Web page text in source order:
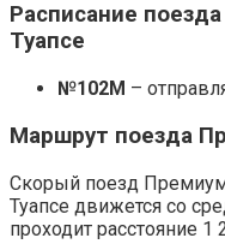
Расписание
Туапсе
№102М –
Маршрут поезда
Скорый поезд
Туапсе движется со
проходит расстояние 1